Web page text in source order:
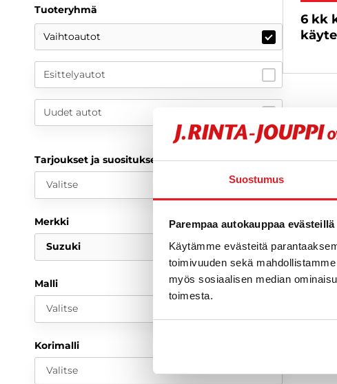
Suostumus
Parempaa autokauppaa evästeillä
Käytämme evästeitä
toimivuuden sekä
myös sosiaalisen median
toimesta.
Tuoteryhmä
Vaihtoautot
Esittelyautot
Uudet autot
Tarjoukset ja suositukset
Valitse
Merkki
Suzuki
Malli
Valitse
Korimalli
Valitse
6 kk